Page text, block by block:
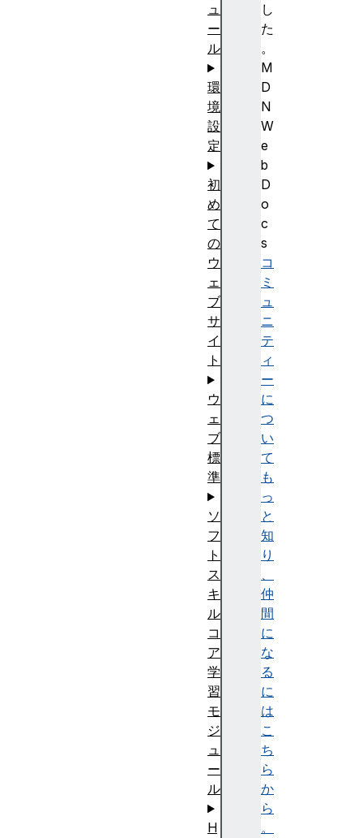
し
た
。
M
D
N
W
e
b
D
o
c
s
コ
ミ
ュ
ニ
テ
ィ
ー
に
つ
い
て
も
っ
と
知
り
、
仲
間
に
な
る
に
は
こ
ち
ら
か
ら
。
ュ
ー
ル
環
境
設
定
初
め
て
の
ウ
ェ
ブ
サ
イ
ト
ウ
ェ
ブ
標
準
ソ
フ
ト
ス
キ
ル
コ
ア
学
習
モ
ジ
ュ
ー
ル
H